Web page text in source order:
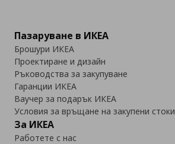
Пазаруване в ИКЕА
Брошури ИКЕА
Проектиране и дизайн
Ръководства за закупуване
Гаранции ИКЕА
Ваучер за подарък ИКЕА
Условия за връщане на закупени стоки
За ИКЕА
Работете с нас